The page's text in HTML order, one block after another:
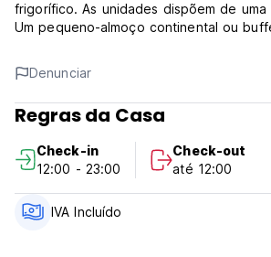
frigorífico. As unidades dispõem de uma
Um pequeno-almoço continental ou
Airport encontrará um restaurante que
italiana e asiática. Também podem ser
vegan e sem glúten.
A ISKCON fica a 7 km do alojamento. O
Mumbai, a 1,7 km do Sunshine
***Políticas e Condições da Propriedade:
1. Política de cancelamento: 1 dia antes
2. Check-in das 12:00 às 23:00.
Denunciar
Regras da Casa
Check-in
12:00 - 23:00
Check-out
até 12:00
IVA Incluído